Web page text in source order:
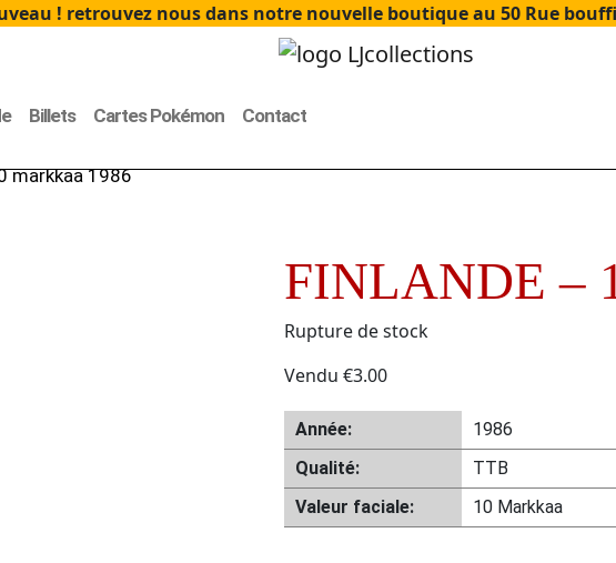
! retrouvez nous dans notre nouvelle boutique au 50 Rue
Billets Cartes Pokémon Contact
markkaa 1986
FINLANDE –
Rupture de stock
Vendu €3.00
Année: 1986
Qualité:
TTB
Valeur faciale:
10 Markkaa